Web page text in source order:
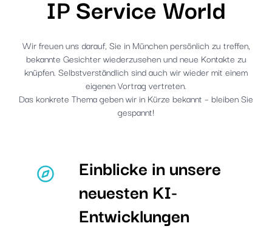
IP Service World
Wir freuen uns darauf, Sie in München persönlich zu treffen,
bekannte Gesichter wiederzusehen und neue Kontakte zu
knüpfen. Selbstverständlich sind auch wir wieder mit einem
eigenen Vortrag vertreten.
Das konkrete Thema geben wir in Kürze bekannt – bleiben Sie
gespannt!
Einblicke in unsere
neuesten KI-
Entwicklungen